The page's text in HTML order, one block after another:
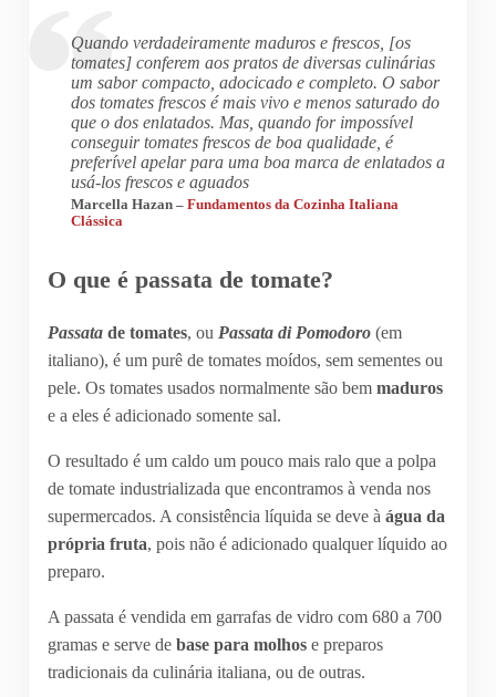
Quando verdadeiramente maduros e frescos, [os
tomates] conferem aos pratos de diversas culinárias
um sabor compacto, adocicado e completo. O sabor
dos tomates frescos é mais vivo e menos saturado do
que o dos enlatados. Mas, quando for impossível
conseguir tomates frescos de boa qualidade, é
preferível apelar para uma boa marca de enlatados a
usá-los frescos e aguados
Marcella Hazan –Fundamentos da Cozinha Italiana
Clássica
O que é passata de tomate?
Passatade tomates, ou Passata di Pomodoro (em
italiano), é um purê de tomates moídos, sem sementes ou
pele. Os tomates usados normalmente são bem maduros
e a eles é adicionado somente sal.
O resultado é um caldo um pouco mais ralo que a polpa
de tomate industrializada que encontramos à venda nos
supermercados. A consistência líquida se deve à água da
própria fruta, pois não é adicionado qualquer líquido ao
preparo.
A passata é vendida em garrafas de vidro com 680 a 700
gramas e serve de base para molhose preparos
tradicionais da culinária italiana, ou de outras.